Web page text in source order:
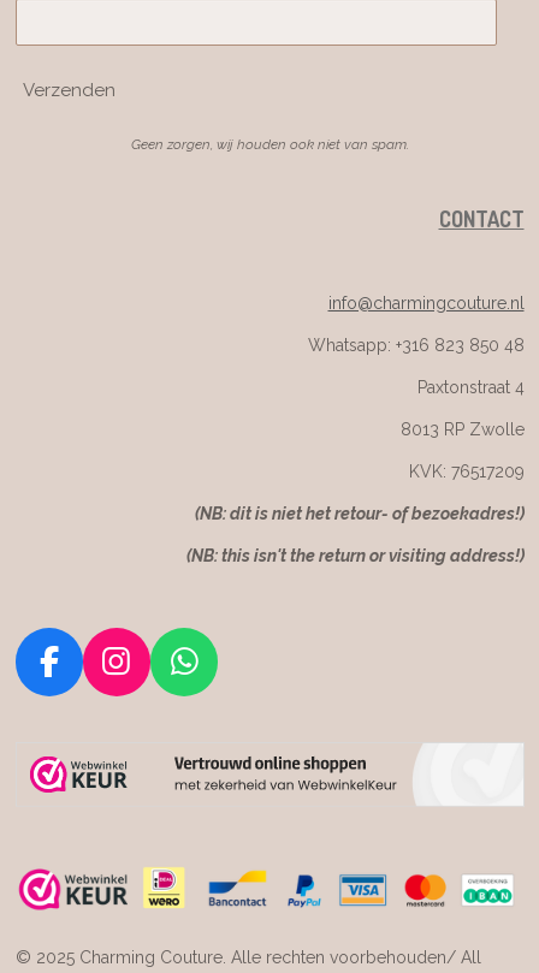
Verzenden
Geen zorgen, wij houden ook niet van spam.
CONTACT
info@charmingcouture.nl
Whatsapp: +316 823 850 48
Paxtonstraat 4
8013 RP Zwolle
KVK: 76517209
(NB: dit is niet het retour- of bezoekadres!)
(NB: this isn't the return or visiting address!)
F
e
o
k
I
t
r
a
W
t
p
p
© 2025 Charming Couture. Alle rechten voorbehouden/ All